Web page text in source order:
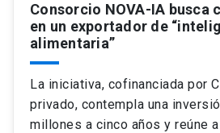
Académicos
Alumni launch
Admisión launch
Mi Cuenta UC
Correo UC launch
Consorcio NOVA-IA busca
en un exportador de
alimentaria”
La iniciativa, cofinanciada por
privado, contempla una
millones a cinco años y reúne